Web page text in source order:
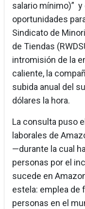
salario mínimo)”
oportunidades
Sindicato de
de Tiendas
intromisión de la
caliente, la
subida anual del
dólares la hora.
La consulta puso
laborales de
—durante la cual
personas por el
sucede en
estela: emplea de
personas en el